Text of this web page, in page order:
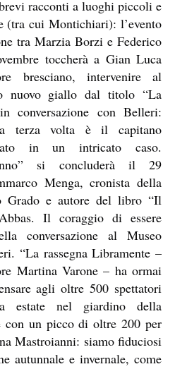
racconti a luoghi piccoli e
(tra cui Montichiari): l’evento
tra Marzia Borzi e Federico
toccherà a Gian Luca
bresciano, intervenire al
nuovo giallo dal titolo “La
conversazione con Belleri:
terza volta è il capitano
in un intricato caso.
si concluderà il 29
Menga, cronista della
Grado e autore del libro “Il
Il coraggio di essere
conversazione al Museo
“La rassegna Libramente –
Martina Varone – ha ormai
agli oltre 500 spettatori
estate nel giardino della
con un picco di oltre 200 per
Mastroianni: siamo fiduciosi
autunnale e invernale, come